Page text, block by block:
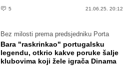
5 21.06.25. 20:12
Bez milosti prema predsjedniku Porta
Bara "raskrinkao" portugalsku
legendu, otkrio kakve poruke šalje
klubovima koji žele igrača Dinama